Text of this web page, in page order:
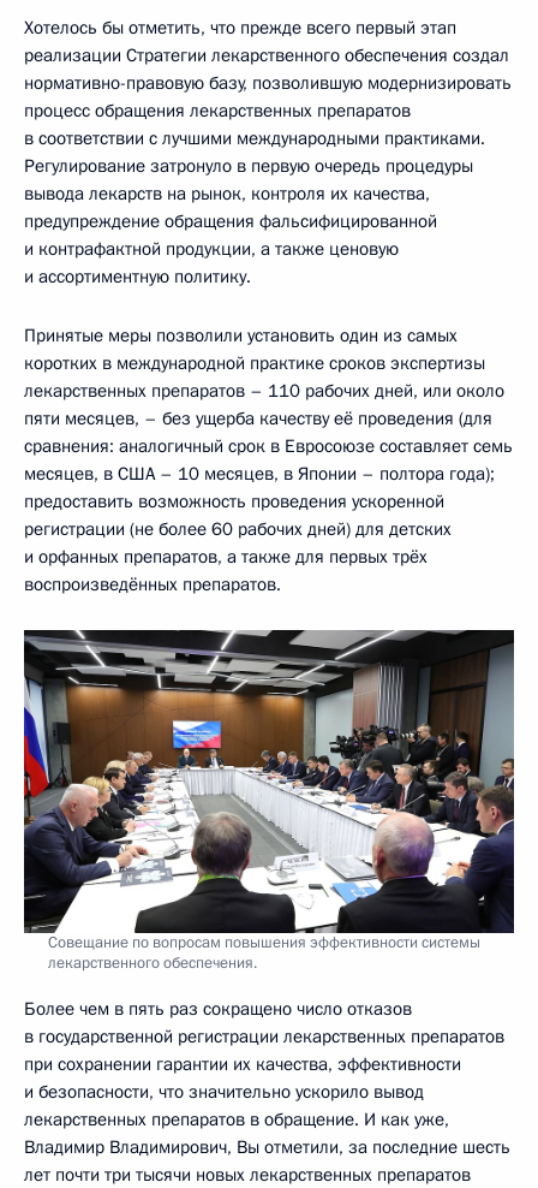
Хотелось бы отметить, что прежде всего первый этап
реализации Стратегии лекарственного обеспечения создал
нормативно-правовую базу, позволившую модернизировать
процесс обращения лекарственных препаратов
в соответствии с лучшими международными практиками.
Регулирование затронуло в первую очередь процедуры
вывода лекарств на рынок, контроля их качества,
предупреждение обращения фальсифицированной
и контрафактной продукции, а также ценовую
и ассортиментную политику.
Принятые меры позволили установить один из самых
коротких в международной практике сроков экспертизы
лекарственных препаратов – 110 рабочих дней, или около
пяти месяцев, – без ущерба качеству её проведения (для
сравнения: аналогичный срок в Евросоюзе составляет семь
месяцев, в США – 10 месяцев, в Японии – полтора года);
предоставить возможность проведения ускоренной
регистрации (не более 60 рабочих дней) для детских
и орфанных препаратов, а также для первых трёх
воспроизведённых препаратов.
Совещание по вопросам повышения эффективности системы
лекарственного обеспечения.
Более чем в пять раз сокращено число отказов
в государственной регистрации лекарственных препаратов
при сохранении гарантии их качества, эффективности
и безопасности, что значительно ускорило вывод
лекарственных препаратов в обращение. И как уже,
Владимир Владимирович, Вы отметили, за последние шесть
лет почти три тысячи новых лекарственных препаратов